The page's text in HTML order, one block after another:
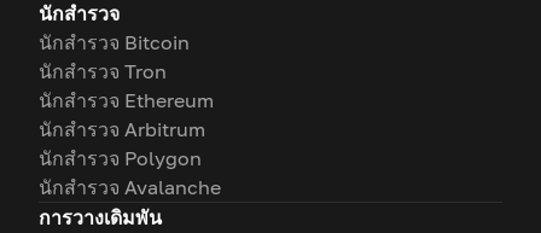
นักสำรวจ
นักสำรวจ Bitcoin
นักสำรวจ Tron
นักสำรวจ Ethereum
นักสำรวจ Arbitrum
นักสำรวจ Polygon
นักสำรวจ Avalanche
การวางเดิมพัน